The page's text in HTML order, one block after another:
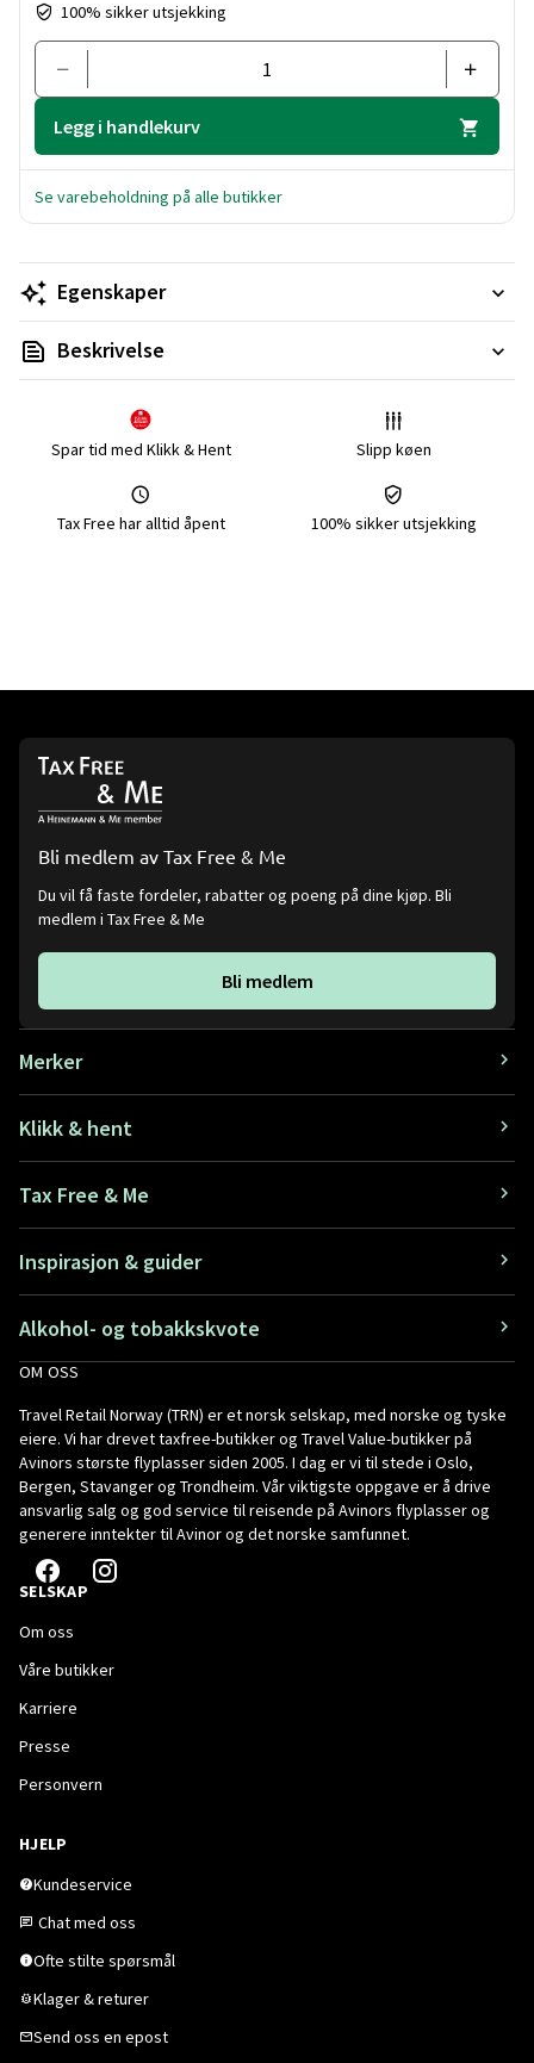
100% sikker utsjekking
Legg i handlekurv
Se varebeholdning på alle butikker
Egenskaper
Beskrivelse
Spar tid med Klikk & Hent Slipp køen
Tax Free har alltid åpent 100% sikker utsjekking
Bli medlem av Tax Free & Me
Du vil få faste fordeler, rabatter og poeng på dine kjøp. Bli
medlem i Tax Free & Me
Bli medlem
Merker
Klikk & hent
Tax Free & Me
Inspirasjon & guider
Alkohol- og tobakkskvote
OM OSS
Travel Retail Norway (TRN) er et norsk selskap, med norske og tyske
eiere. Vi har drevet taxfree-butikker og Travel Value-butikker på
Avinors største flyplasser siden 2005. I dag er vi til stede i Oslo,
Bergen, Stavanger og Trondheim. Vår viktigste oppgave er å drive
ansvarlig salg og god service til reisende på Avinors flyplasser og
generere inntekter til Avinor og det norske samfunnet.
SELSKAP
Om oss
Våre butikker
Karriere
Presse
Personvern
HJELP
Kundeservice
Chat med oss
Ofte stilte spørsmål
Klager & returer
Send oss en epost